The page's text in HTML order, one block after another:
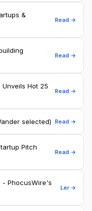
&
Read →
Read →
Hot 25
Read →
selected) Read →
Pitch
Read →
- PhocusWire's
Ler →